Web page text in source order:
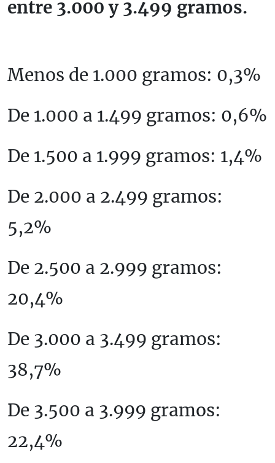
entre 3.000 y 3.499 gramos.
Menos de 1.000 gramos: 0,3%
De 1.000 a 1.499 gramos: 0,6%
De 1.500 a 1.999 gramos: 1,4%
De 2.000 a 2.499 gramos:
5,2%
De 2.500 a 2.999 gramos:
20,4%
De 3.000 a 3.499 gramos:
38,7%
De 3.500 a 3.999 gramos:
22,4%